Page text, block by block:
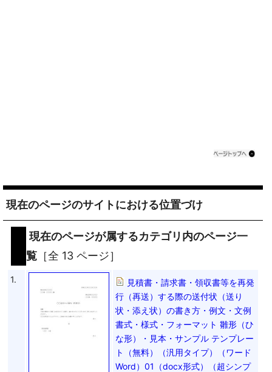
現在のページのサイトにおける位置づけ
現在のページが属するカテゴリ内のページ一
覧 ［全 13 ページ］
1.
見積書・請求書・領収書等を再発
行（再送）する際の送付状（送り
状・添え状）の書き方・例文・文例
書式・様式・フォーマット 雛形（ひ
な形）・見本・サンプル テンプレー
ト（無料）（汎用タイプ）（ワード
Word）01（docx形式）（超シンプ